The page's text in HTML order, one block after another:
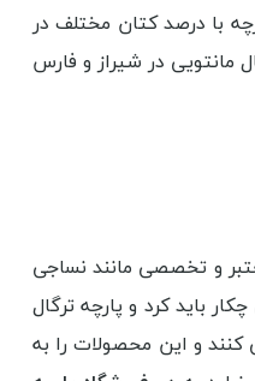
با درصد کتان مختلف در
مانتویی در شیراز و فارس
و تخصصی مانند نساجی
باید کرد و پارچه ترگال
و این محصولات را به